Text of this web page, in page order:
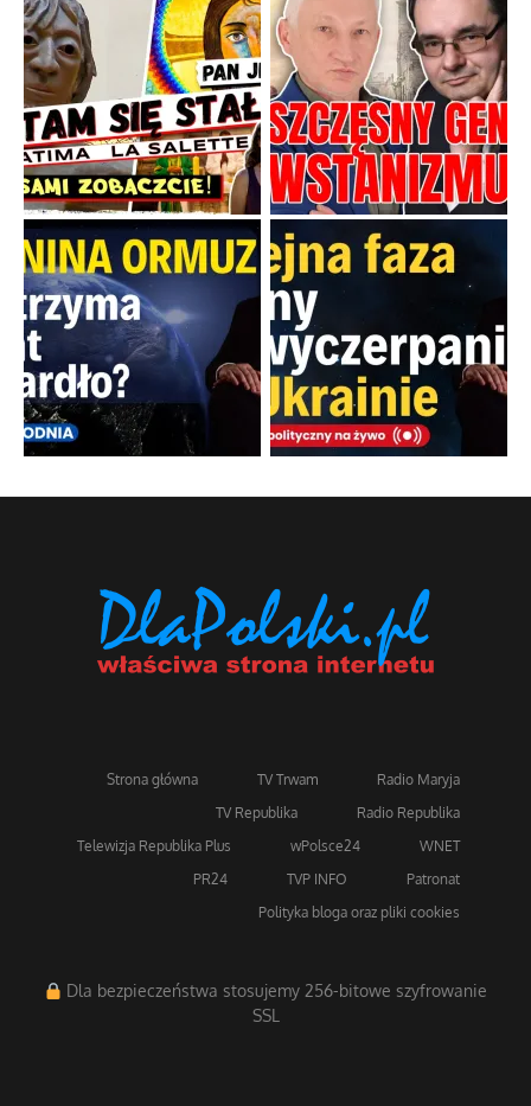
Strona główna TV Trwam
Radio Maryja
TV Republika
Radio Republika
Telewizja Republika Plus
wPolsce24
WNET
PR24
TVP INFO
Patronat
Polityka bloga oraz pliki cookies
Dla bezpieczeństwa stosujemy 256-bitowe szyfrowanie
SSL